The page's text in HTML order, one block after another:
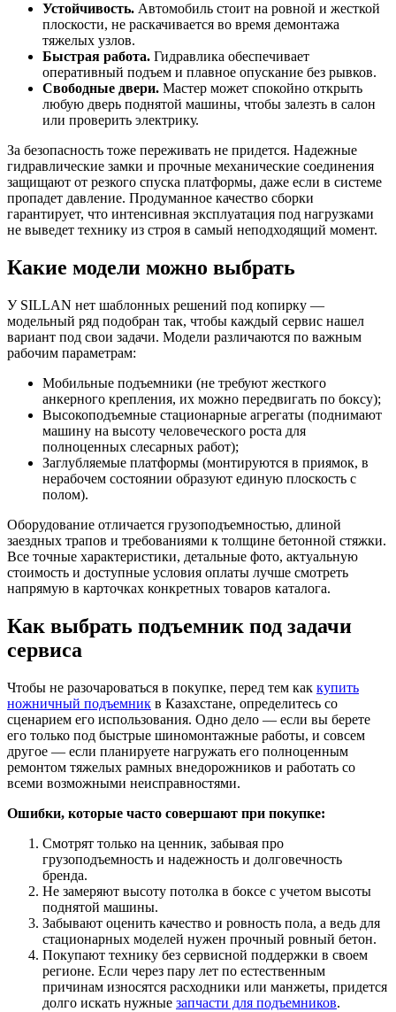
Устойчивость. Автомобиль стоит на ровной и жесткой
плоскости, не раскачивается во время демонтажа
тяжелых узлов.
Быстрая работа. Гидравлика обеспечивает
оперативный подъем и плавное опускание без рывков.
Свободные двери. Мастер может спокойно открыть
любую дверь поднятой машины, чтобы залезть в салон
или проверить электрику.
За безопасность тоже переживать не придется. Надежные
гидравлические замки и прочные механические соединения
защищают от резкого спуска платформы, даже если в системе
пропадет давление. Продуманное качество сборки
гарантирует, что интенсивная эксплуатация под нагрузками
не выведет технику из строя в самый неподходящий момент.
Какие модели можно выбрать
У SILLAN нет шаблонных решений под копирку —
модельный ряд подобран так, чтобы каждый сервис нашел
вариант под свои задачи. Модели различаются по важным
рабочим параметрам:
Мобильные подъемники (не требуют жесткого
анкерного крепления, их можно передвигать по боксу);
Высокоподъемные стационарные агрегаты (поднимают
машину на высоту человеческого роста для
полноценных слесарных работ);
Заглубляемые платформы (монтируются в приямок, в
нерабочем состоянии образуют единую плоскость с
полом).
Оборудование отличается грузоподъемностью, длиной
заездных трапов и требованиями к толщине бетонной стяжки.
Все точные характеристики, детальные фото, актуальную
стоимость и доступные условия оплаты лучше смотреть
напрямую в карточках конкретных товаров каталога.
Как выбрать подъемник под задачи
сервиса
Чтобы не разочароваться в покупке, перед тем как купить
ножничный подъемник в Казахстане, определитесь со
сценарием его использования. Одно дело — если вы берете
его только под быстрые шиномонтажные работы, и совсем
другое — если планируете нагружать его полноценным
ремонтом тяжелых рамных внедорожников и работать со
всеми возможными неисправностями.
Ошибки, которые часто совершают при покупке:
Смотрят только на ценник, забывая про
грузоподъемность и надежность и долговечность
бренда.
Не замеряют высоту потолка в боксе с учетом высоты
поднятой машины.
Забывают оценить качество и ровность пола, а ведь для
стационарных моделей нужен прочный ровный бетон.
Покупают технику без сервисной поддержки в своем
регионе. Если через пару лет по естественным
причинам износятся расходники или манжеты, придется
долго искать нужные запчасти для подъемников.